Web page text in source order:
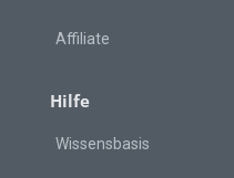
Affiliate
Hilfe
Wissensbasis